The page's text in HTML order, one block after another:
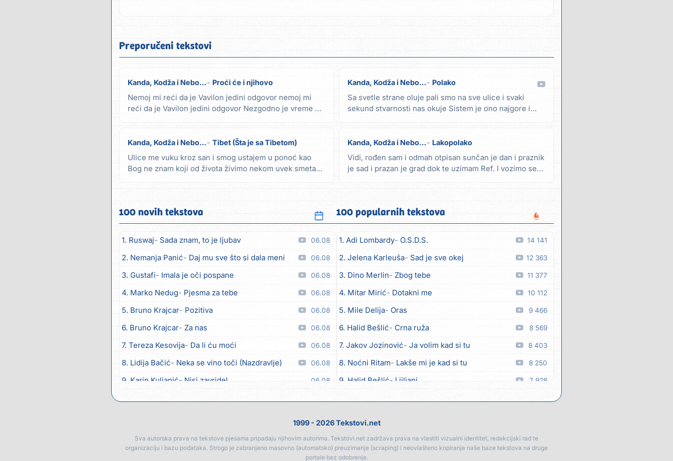
Preporučeni tekstovi
Kanda, Kodža i Nebojša Proći će i njihovo
Nemoj mi reći da je Vavilon jedini odgovor nemoj mi
reći da je Vavilon jedini odgovor Nezgodno je vreme ma
Kanda, Kodža i Nebojša Polako
Sa svetle strane oluje pali smo na sve ulice i svaki
sekund stvarnosti nas okuje Sistem je ono najgore i
Kanda, Kodža i Nebojša Tibet (Šta je sa Tibetom)
Ulice me vuku kroz san i smog ustajem u ponoć kao
Bog ne znam koji od života živimo nekom uvek smeta
Kanda, Kodža i Nebojša Lakopolako
Vidi, rođen sam i odmah otpisan sunčan je dan i praznik
je sad i prazan je grad dok te uzimam Ref. I vozimo se
100 novih tekstova
1. Ruswaj Sada znam, to je ljubav 06.08
2. Nemanja Panić Daj mu sve što si dala meni 06.08
3. Gustafi Imala je oči pospane 06.08
4. Marko Nedug Pjesma za tebe 06.08
5. Bruno Krajcar Pozitiva 06.08
6. Bruno Krajcar Za nas 06.08
7. Tereza Kesovija Da li ću moći 06.08
8. Lidija Bačić Neka se vino toči (Nazdravlje) 06.08
9. Karin Kuljanić Nisi zavridel 06.08
13. Rusko Richie Ti i ja 06.08
100 popularnih tekstova
1. Adi Lombardy O.S.D.S. 14 141
2. Jelena Karleuša Sad je sve okej 12 363
3. Dino Merlin Zbog tebe 11 377
4. Mitar Mirić Dotakni me 10 112
5. Mile Delija Oras 9 466
6. Halid Bešlić Crna ruža 8 569
7. Jakov Jozinović Ja volim kad si tu 8 403
8. Noćni Ritam Lakše mi je kad si tu 8 250
9. Halid Bešlić Ljiljani 7 928
13. Noćni Ritam Rekla si mi 6 999
1999 - 2026 Tekstovi.net
Sva autorska prava na tekstove pjesama pripadaju njihovim autorima. Tekstovi.net zadržava prava na vlastiti vizualni identitet, redakcijski rad te
organizaciju i bazu podataka. Strogo je zabranjeno masovno (automatsko) preuzimanje (scraping) i neovlašteno kopiranje naše baze tekstova na druge
portale bez odobrenja.